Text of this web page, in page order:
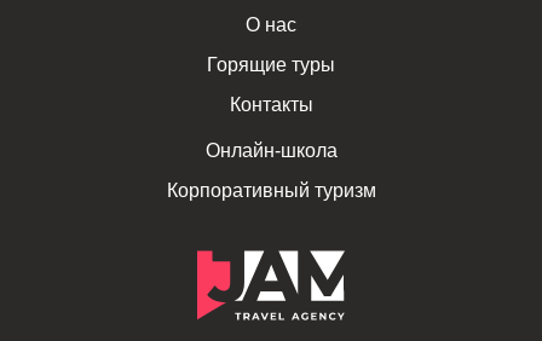
О нас
Горящие туры
Контакты
Онлайн-школа
Корпоративный туризм